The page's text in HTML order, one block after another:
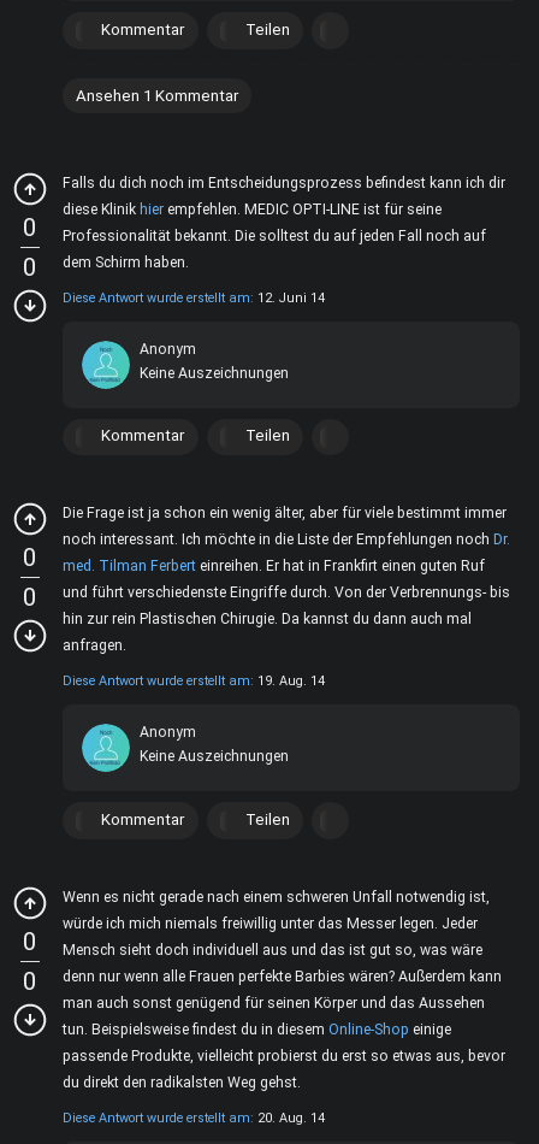
Kommentar Teilen
Ansehen 1 Kommentar
0
0
Falls du dich noch im Entscheidungsprozess befindest kann ich dir
diese Klinik hier empfehlen. MEDIC OPTI-LINE ist für seine
Professionalität bekannt. Die solltest du auf jeden Fall noch auf
dem Schirm haben.
Diese Antwort wurde erstellt am: 12. Juni 14
Anonym
Keine Auszeichnungen
Kommentar Teilen
0
0
Die Frage ist ja schon ein wenig älter, aber für viele bestimmt immer
noch interessant. Ich möchte in die Liste der Empfehlungen noch Dr.
med. Tilman Ferbert einreihen. Er hat in Frankfirt einen guten Ruf
und führt verschiedenste Eingriffe durch. Von der Verbrennungs- bis
hin zur rein Plastischen Chirugie. Da kannst du dann auch mal
anfragen.
Diese Antwort wurde erstellt am: 19. Aug. 14
Anonym
Keine Auszeichnungen
Kommentar Teilen
0
0
Wenn es nicht gerade nach einem schweren Unfall notwendig ist,
würde ich mich niemals freiwillig unter das Messer legen. Jeder
Mensch sieht doch individuell aus und das ist gut so, was wäre
denn nur wenn alle Frauen perfekte Barbies wären? Außerdem kann
man auch sonst genügend für seinen Körper und das Aussehen
tun. Beispielsweise findest du in diesem Online-Shop einige
passende Produkte, vielleicht probierst du erst so etwas aus, bevor
du direkt den radikalsten Weg gehst.
Diese Antwort wurde erstellt am: 20. Aug. 14